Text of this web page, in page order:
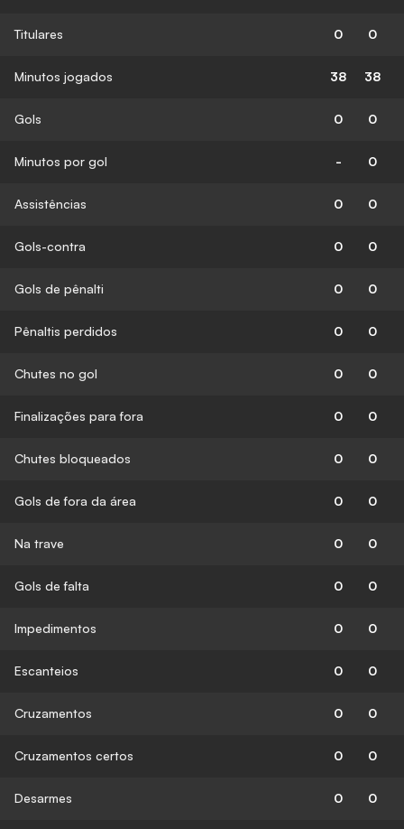
Titulares 0 0
Minutos jogados 38 38
Gols 0 0
Minutos por gol - 0
Assistências 0 0
Gols-contra 0 0
Gols de pênalti 0 0
Pênaltis perdidos 0 0
Chutes no gol 0 0
Finalizações para fora 0 0
Chutes bloqueados 0 0
Gols de fora da área 0 0
Na trave 0 0
Gols de falta 0 0
Impedimentos 0 0
Escanteios 0 0
Cruzamentos 0 0
Cruzamentos certos 0 0
Desarmes 0 0